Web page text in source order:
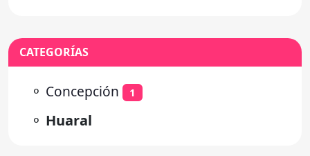
CATEGORÍAS
⚬ Concepción 1
⚬ Huaral